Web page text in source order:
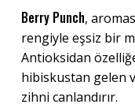
Berry Punch,
rengiyle eşsiz bir
Antioksidan
hibiskustan gelen
zihni canlandırır.